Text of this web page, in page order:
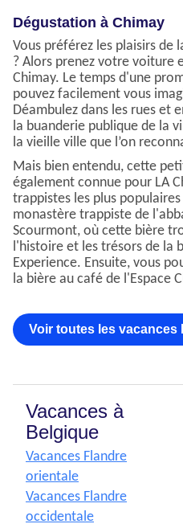
Dégustation à Chimay
Vous préférez les plaisirs de
? Alors prenez votre voiture
Chimay. Le temps d'une
pouvez facilement vous
Déambulez dans les rues et
la buanderie publique de la
la vieille ville que l’on
Mais bien entendu, cette
également connue pour LA
trappistes les plus
monastère trappiste de
Scourmont, où cette bière
l'histoire et les trésors de la
Experience. Ensuite, vous
la bière au café de l'Espace
Voir toutes les vacances
Vacances à
Belgique
Vacances Flandre
orientale
Vacances Flandre
occidentale